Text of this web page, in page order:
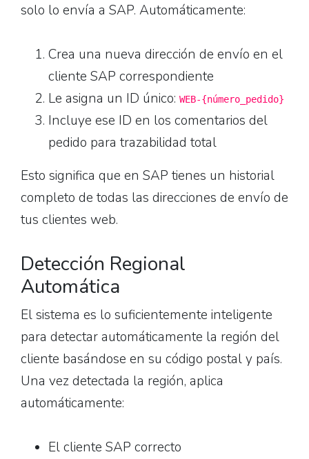
solo lo envía a SAP. Automáticamente:
Crea una nueva dirección de envío en el
cliente SAP correspondiente
Le asigna un ID único: WEB-{número_pedido}
Incluye ese ID en los comentarios del
pedido para trazabilidad total
Esto significa que en SAP tienes un historial
completo de todas las direcciones de envío de
tus clientes web.
Detección Regional
Automática
El sistema es lo suficientemente inteligente
para detectar automáticamente la región del
cliente basándose en su código postal y país.
Una vez detectada la región, aplica
automáticamente:
El cliente SAP correcto